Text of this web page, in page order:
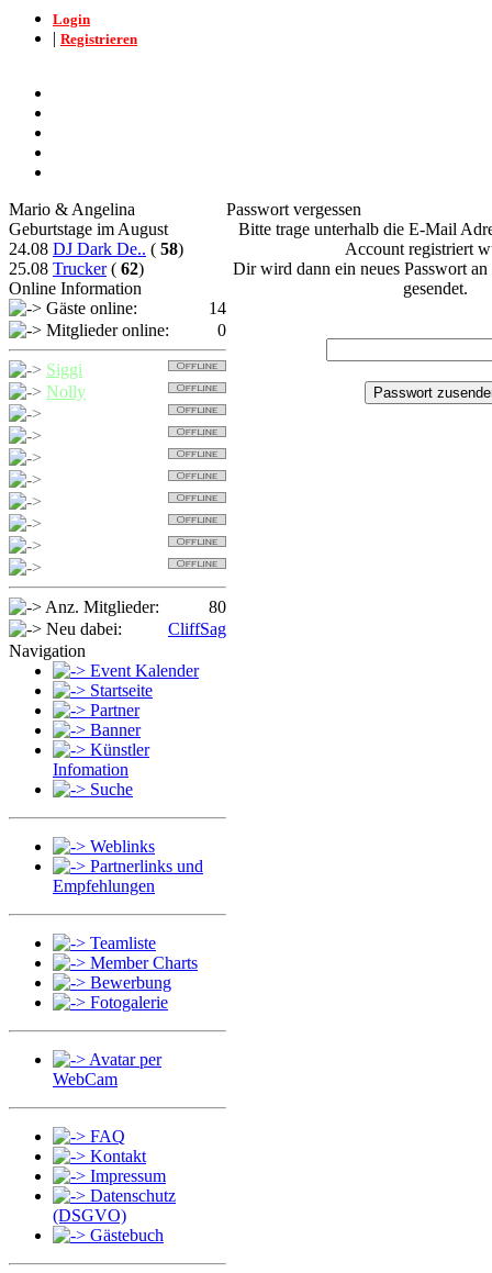
Login
| Registrieren
Mario & Angelina
Geburtstage im August
24.08 DJ Dark De.. ( 58)
25.08 Trucker( 62)
Online Information
Gäste online:
14
Mitglieder online:
0
Siggi
Nolly
Anz. Mitglieder:
80
Neu dabei:
CliffSag
Navigation
Event Kalender
Startseite
Partner
Banner
Künstler
Infomation
Suche
Weblinks
Partnerlinks und
Empfehlungen
Teamliste
Member Charts
Bewerbung
Fotogalerie
Avatar per
WebCam
FAQ
Kontakt
Impressum
Datenschutz
(DSGVO)
Gästebuch
Passwort vergessen
Bitte trage unterhalb die E-Mail
Account registriert
Dir wird dann ein neues Passwort
gesendet.